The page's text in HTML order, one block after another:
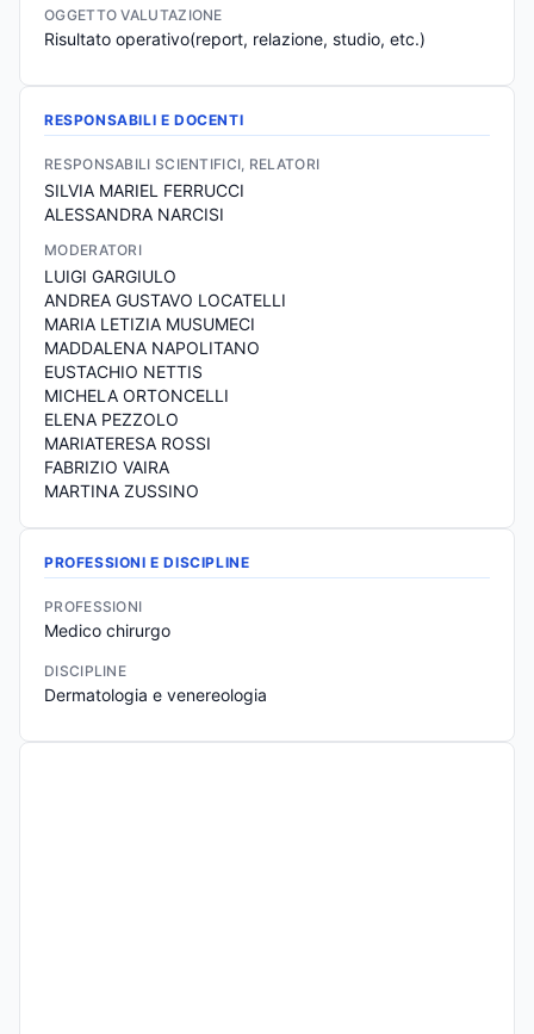
OGGETTO VALUTAZIONE
Risultato operativo(report, relazione, studio, etc.)
RESPONSABILI E DOCENTI
RESPONSABILI SCIENTIFICI, RELATORI
SILVIA MARIEL FERRUCCI
ALESSANDRA NARCISI
MODERATORI
LUIGI GARGIULO
ANDREA GUSTAVO LOCATELLI
MARIA LETIZIA MUSUMECI
MADDALENA NAPOLITANO
EUSTACHIO NETTIS
MICHELA ORTONCELLI
ELENA PEZZOLO
MARIATERESA ROSSI
FABRIZIO VAIRA
MARTINA ZUSSINO
PROFESSIONI E DISCIPLINE
PROFESSIONI
Medico chirurgo
DISCIPLINE
Dermatologia e venereologia